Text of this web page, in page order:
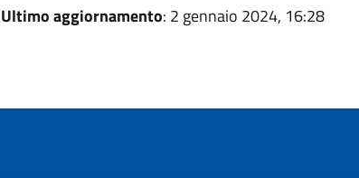
Ultimo aggiornamento: 2 gennaio 2024, 16:28